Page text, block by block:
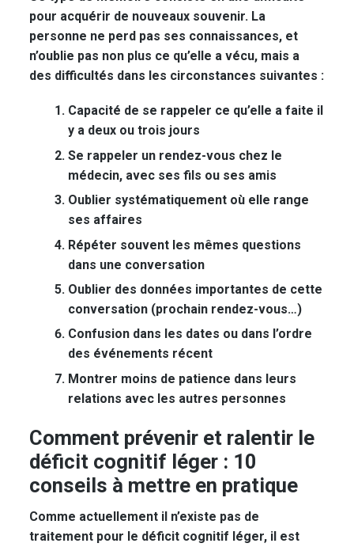
pour acquérir de nouveaux souvenir. La
personne ne perd pas ses connaissances, et
n’oublie pas non plus ce qu’elle a vécu, mais a
des difficultés dans les circonstances suivantes :
Capacité de se rappeler ce qu’elle a faite il
y a deux ou trois jours
Se rappeler un rendez-vous chez le
médecin, avec ses fils ou ses amis
Oublier systématiquement où elle range
ses affaires
Répéter souvent les mêmes questions
dans une conversation
Oublier des données importantes de cette
conversation (prochain rendez-vous…)
Confusion dans les dates ou dans l’ordre
des événements récent
Montrer moins de patience dans leurs
relations avec les autres personnes
Comment prévenir et ralentir le
déficit cognitif léger : 10
conseils à mettre en pratique
Comme actuellement il n’existe pas de
traitement pour le déficit cognitif léger, il est